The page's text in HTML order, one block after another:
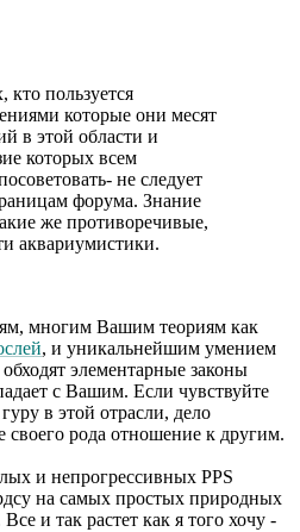
кто пользуется
которые они месят
в этой области и
которых всем
не следует
форума. Знание
же противоречивые,
аквариумистики.
многим Вашим теориям как
, и уникальнейшим умением
элементарные законы
с Вашим. Если чувствуйте
в этой отрасли, дело
рода отношение к другим.
и непрогрессивных PPS
на самых простых природных
и так растет как я того хочу -